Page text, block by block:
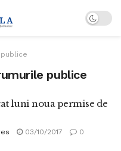
publice
luni noua permise de
03/10/2017 0